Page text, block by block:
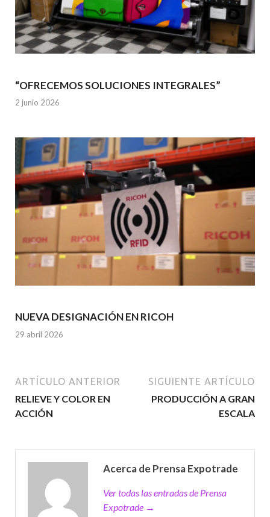
“OFRECEMOS SOLUCIONES INTEGRALES”
2 junio 2026
NUEVA DESIGNACIÓN EN RICOH
29 abril 2026
ARTÍCULO ANTERIOR
RELIEVE Y COLOR EN
ACCIÓN
SIGUIENTE ARTÍCULO
PRODUCCIÓN A GRAN
ESCALA
Acerca de Prensa Expotrade
Ver todas las entradas de Prensa
Expotrade →